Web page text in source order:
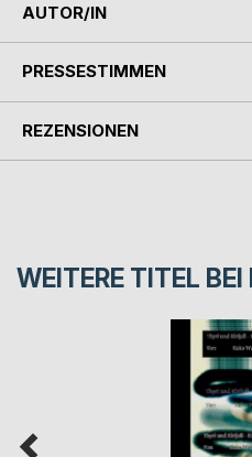
AUTOR/IN
PRESSESTIMMEN
REZENSIONEN
WEITERE TITEL BEI